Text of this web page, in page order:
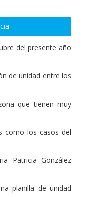
del presente año
de unidad entre los
que tienen muy
como los casos del
Patricia González
planilla de unidad